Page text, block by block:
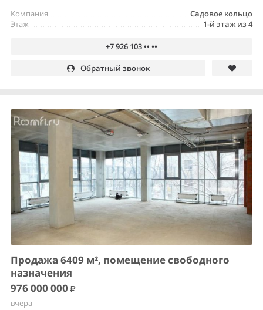
Садовое кольцо
Компания
1-й этаж из 4
Этаж
+7 926 103 •• ••
Обратный звонок
Продажа 6409 м², помещение свободного
назначения
976 000 000
вчера